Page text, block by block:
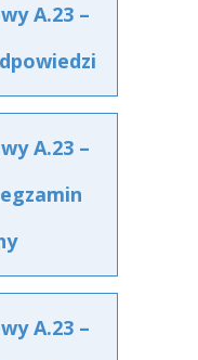
A.23 –
A.23 –
A.23 –